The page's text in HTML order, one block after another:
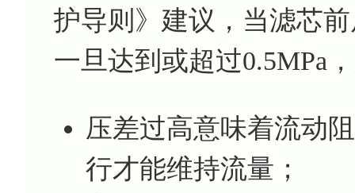
护导则》建议，当滤芯
一旦达到或超过0.5MPa
压差过高意味着流动
行才能维持流量；